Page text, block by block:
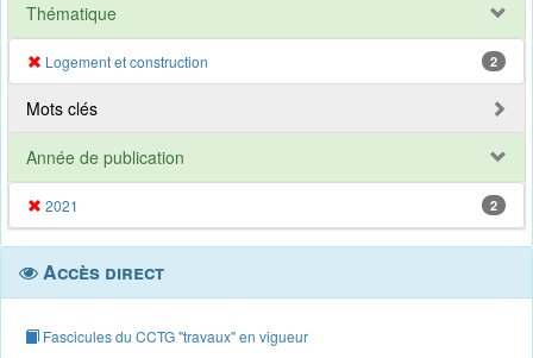
Thématique
Logement et construction 2
Mots clés
Année de publication
2021 2
Accès direct
Fascicules du CCTG "travaux" en vigueur